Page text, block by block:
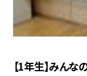
【1年生】みんな